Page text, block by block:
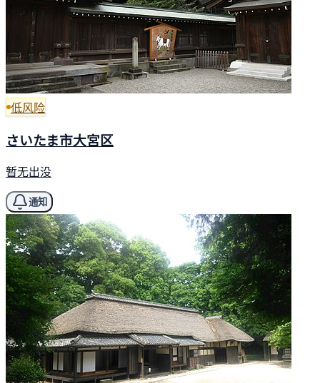
低风险
さいたま市大宮区
暂无出没
通知